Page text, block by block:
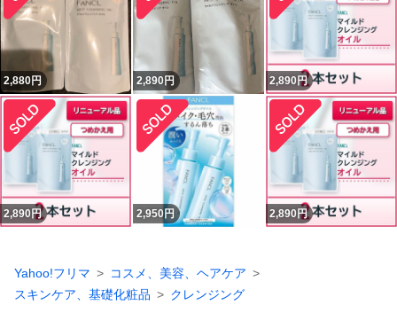
2,880円 2,890円 2,890 円
2,890 円 2,950円 2,890 円
Yahoo!フリマ
コスメ、美容、ヘアケア
スキンケア、基礎化粧品
クレンジング